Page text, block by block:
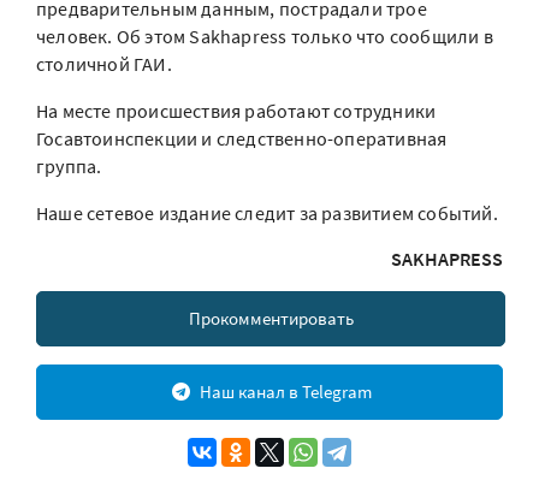
предварительным данным, пострадали трое
человек. Об этом Sakhapress только что сообщили в
столичной ГАИ.
На месте происшествия работают сотрудники
Госавтоинспекции и следственно-оперативная
группа.
Наше сетевое издание следит за развитием событий.
SAKHAPRESS
Прокомментировать
Наш канал в Telegram